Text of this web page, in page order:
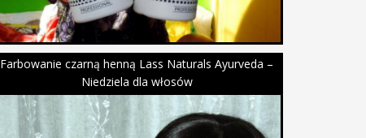
Farbowanie czarną henną Lass Naturals Ayurveda –
Niedziela dla włosów